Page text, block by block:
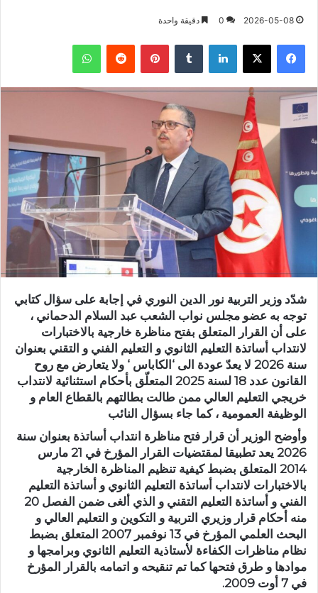
2026-05-08
0 دقيقة واحدة
فيسبوك X لينكدإن بينتيريست واتساب
شدّد وزير التربية نور الدين النوري في إجابة على سؤال كتابي
توجه به عضو مجلس نواب الشعب عبد السلام الدحماني ،
على أن القرار المتعلق بفتح مناظرة خارجية بالاختبارات
لانتداب أساتذة التعليم الثانوي و التعليم الفني و التقني بعنوان
سنة 2026 لا يعدّ عودة الى ‘الكاباس ‘ ولا يتعارض مع روح
القانون عدد 18 لسنة 2025 المتعلّق بأحكام استثنائية لانتداب
خريجي التعليم العالي ممن طالت بطالتهم بالقطاع العام و
الوظيفة العمومية ، كما جاء بسؤال النائب
وأوضح الوزير أن قرار فتح مناظرة انتداب أساتذة بعنوان سنة
2026 يعد تطبيقا لمقتضيات القرار المؤرخ في 21 مارس
2014 المتعلق بضبط كيفية تنظيم المناظرة الخارجية
بالاختبارات لانتداب أساتذة التعليم الثانوي و أساتذة التعليم
الفني و أساتذة التعليم التقني و الذي ألغى ضمن الفصل 20
منه أحكام قرار وزيري التربية و التكوين و التعليم العالي و
البحث العلمي المؤرخ في 13 نوفمبر 2007 المتعلق بضبط
نظام مناظرات الكفاءة لأستاذية التعليم الثانوي وبرامجها و
موادها و طرق فتحها كما تم تنقيحه و اتمامه بالقرار المؤرخ
في 7 أوت 2009.